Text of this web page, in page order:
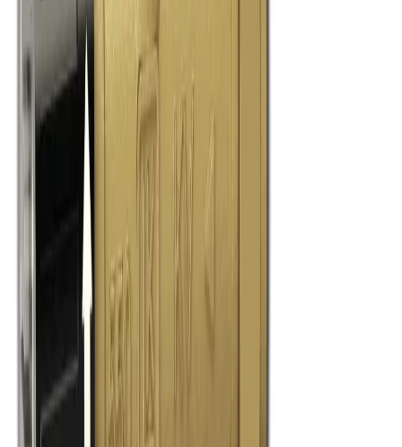
Google Reviews
Läs
LK 550 Blandningsventil i mässing för effektiv
temperaturreglering av varmvatten. Designad för både hem och
kommersiella anläggningar, säkerställer den exakt kontroll av
kallvatten-tillförseln.